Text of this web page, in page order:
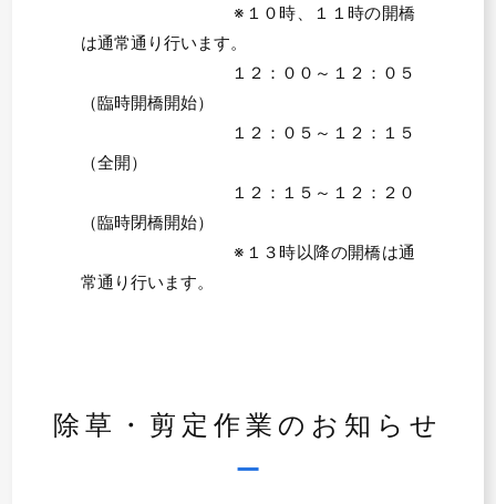
※１０時、１１時の開橋
は通常通り行います。
１２：００～１２：０５
（臨時開橋開始）
１２：０５～１２：１５
（全開）
１２：１５～１２：２０
（臨時閉橋開始）
※１３時以降の開橋は通
常通り行います。
除草・剪定作業のお知らせ